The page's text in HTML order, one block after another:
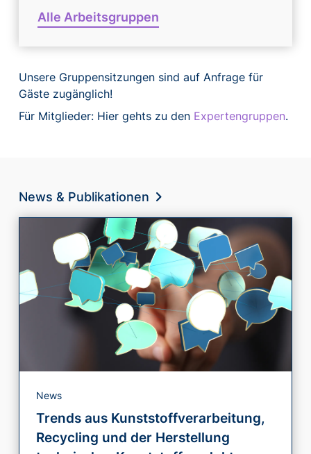
Alle Arbeitsgruppen
Unsere Gruppensitzungen sind auf Anfrage für
Gäste zugänglich!
Für Mitglieder: Hier gehts zu den Expertengruppen.
News & Publikationen
News
Trends aus Kunststoffverarbeitung,
Recycling und der Herstellung